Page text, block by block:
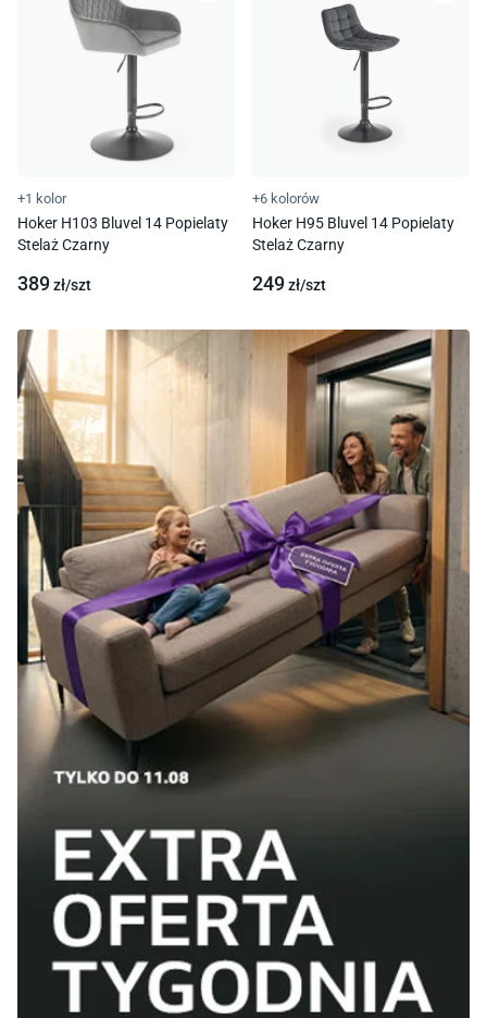
+1 kolor
Hoker H103 Bluvel 14 Popielaty
Stelaż Czarny
389zł/szt
+6 kolorów
Hoker H95 Bluvel 14 Popielaty
Stelaż Czarny
249zł/szt